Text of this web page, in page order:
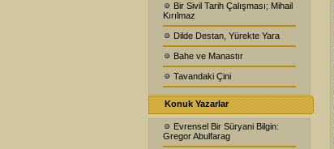
Bir Sivil Tarih Çalışması; Mihail
Kırılmaz
Dilde Destan, Yürekte Yara
Bahe ve Manastır
Tavandaki Çini
Konuk Yazarlar
Evrensel Bir Süryani Bilgin:
Gregor Abulfarag